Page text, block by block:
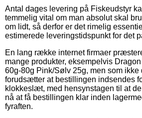
Antal dages levering på Fiskeudstyr
temmelig vital om man absolut skal
om lidt, så derfor er det rimelig
estimerede leveringstidspunkt for det
En lang række internet firmaer
mange produkter, eksempelvis
60g-80g Pink/Sølv 25g, men som ikke
forudsætter at bestillingen indsendes
klokkeslæt, med hensynstagen til at
nå at få bestillingen klar inden
fyraften.